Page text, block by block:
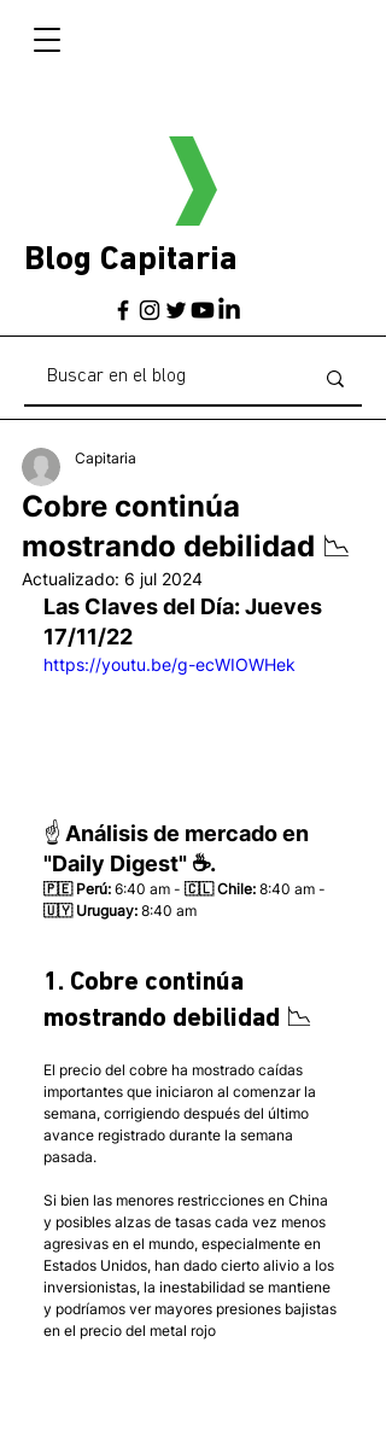
Blog Capitaria
Cobre continúa
mostrando debilidad 📉
Capitaria
Actualizado: 6 jul 2024
Las Claves del Día: Jueves
17/11/22
https://youtu.be/g-ecWIOWHek
☝️ Análisis de mercado en
"Daily Digest" ☕.
🇵🇪 Perú: 6:40 am - 🇨🇱 Chile: 8:40 am -
🇺🇾 Uruguay: 8:40 am
1. Cobre continúa
mostrando debilidad 📉
El precio del cobre ha mostrado caídas
importantes que iniciaron al comenzar la
semana, corrigiendo después del último
avance registrado durante la semana
pasada.
Si bien las menores restricciones en China
y posibles alzas de tasas cada vez menos
agresivas en el mundo, especialmente en
Estados Unidos, han dado cierto alivio a los
inversionistas, la inestabilidad se mantiene
y podríamos ver mayores presiones bajistas
en el precio del metal rojo